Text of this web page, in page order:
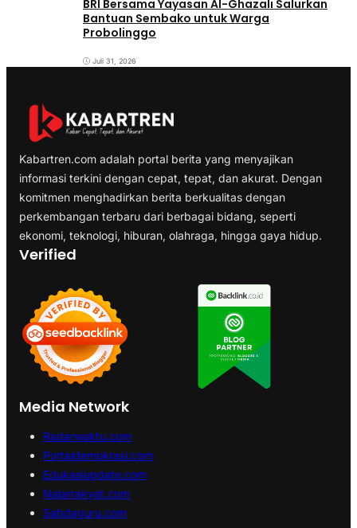
BRI Bersama Yayasan Al-Ghazali Salurkan
Bantuan Sembako untuk Warga
Probolinggo
Juli 31, 2026
Kabartren.com adalah portal berita yang menyajikan
informasi terkini dengan cepat, tepat, dan akurat. Dengan
komitmen menghadirkan berita berkualitas dengan
perkembangan terbaru dari berbagai bidang, seperti
ekonomi, teknologi, hiburan, olahraga, hingga gaya hidup.
Verified
Media Network
Radarwaktu.com
Portaldemokrasi.com
Edukasiupdate.com
Nalarrakyat.com
Sabdaguru.com